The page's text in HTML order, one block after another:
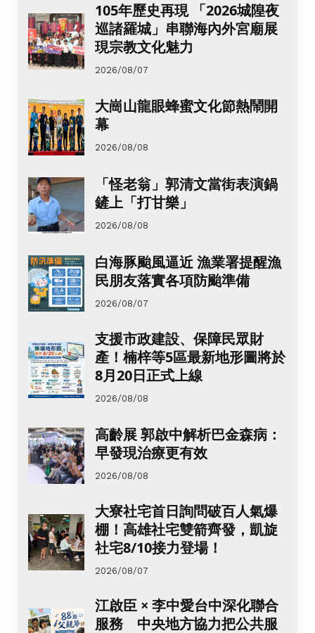
105年歷史再現 「2026城隍夜
巡諸羅城」串聯海內外宮廟展
現宗教文化魅力
2026/08/07
大崗山龍眼蜂蜜文化節熱鬧開
幕
2026/08/08
「怪老翁」郭清文當街表演鍋
鏟上「打甘樂」
2026/08/08
白海豚颱風逼近 漁業署提醒漁
民朋友落實各項防颱準備
2026/08/07
支援市政建設、保障民眾財
產！楠梓等5區最新地形圖將於
8月20日正式上線
2026/08/08
高齡展 郭啟中解析巴金森病：
早發現治療更有效
2026/08/08
大寮社宅首日詢問破百人氣爆
棚！高雄社宅雙箭齊發，凱旋
社宅8/10接力登場！
2026/08/07
江啟臣 × 李中愛台中深化聯合
服務 中央地方協力把公共服